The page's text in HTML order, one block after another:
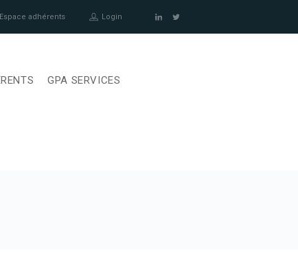
Espace adhérents Login
GPA SERVICES